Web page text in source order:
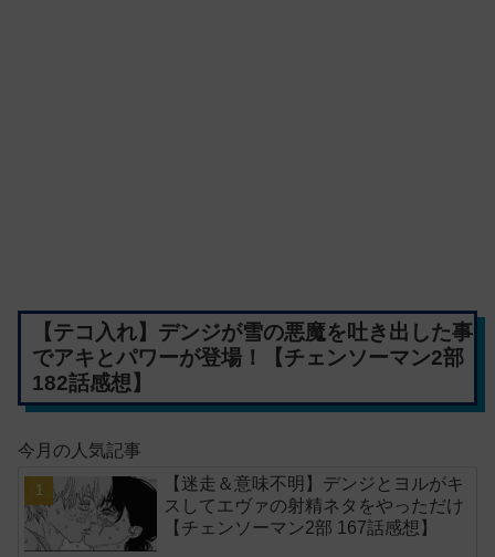
【テコ入れ】デンジが雪の悪魔を吐き出した事
でアキとパワーが登場！【チェンソーマン2部
182話感想】
今月の人気記事
【迷走＆意味不明】デンジとヨルがキ
スしてエヴァの射精ネタをやっただけ
【チェンソーマン2部 167話感想】